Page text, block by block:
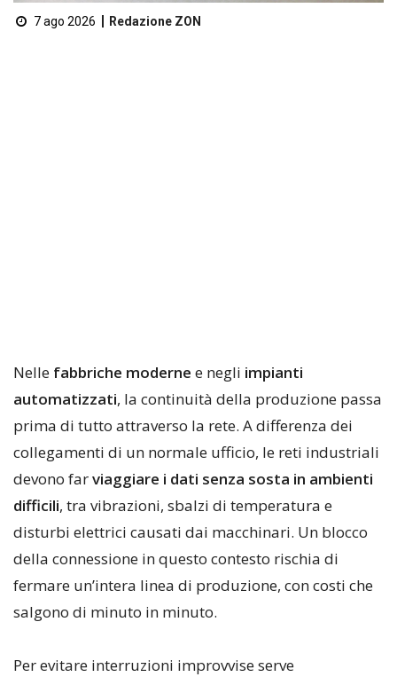
7 ago 2026 Redazione ZON
Nelle fabbriche moderne e negli impianti
automatizzati, la continuità della produzione passa
prima di tutto attraverso la rete. A differenza dei
collegamenti di un normale ufficio, le reti industriali
devono farviaggiare i dati senza sosta in ambienti
difficili, tra vibrazioni, sbalzi di temperatura e
disturbi elettrici causati dai macchinari. Un blocco
della connessione in questo contesto rischia di
fermare un’intera linea di produzione, con costi che
salgono di minuto in minuto.
Per evitare interruzioni improvvise serve